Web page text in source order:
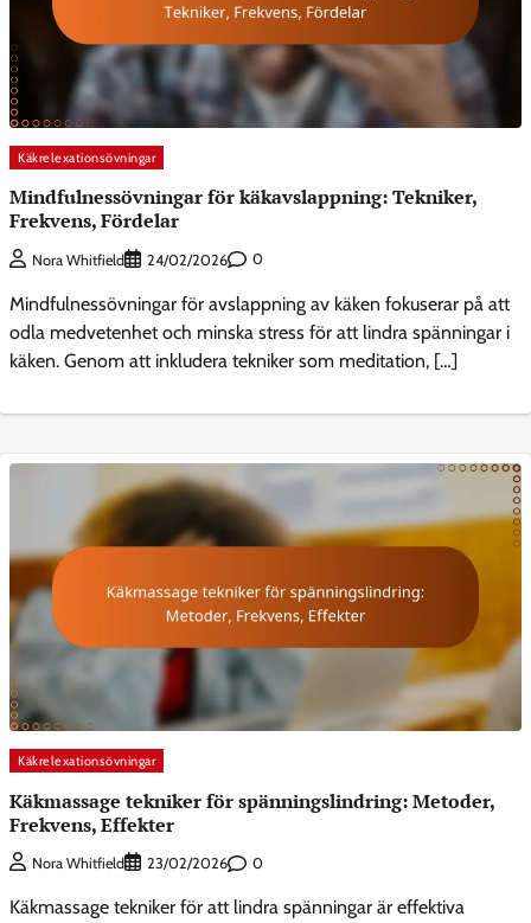
Käkrelexationsövningar
Mindfulnessövningar för käkavslappning: Tekniker,
Frekvens, Fördelar
Nora Whitfield 24/02/2026 0
Mindfulnessövningar för avslappning av käken fokuserar på att
odla medvetenhet och minska stress för att lindra spänningar i
käken. Genom att inkludera tekniker som meditation, […]
Käkrelexationsövningar
Käkmassage tekniker för spänningslindring: Metoder,
Frekvens, Effekter
Nora Whitfield 23/02/2026 0
Käkmassage tekniker för att lindra spänningar är effektiva